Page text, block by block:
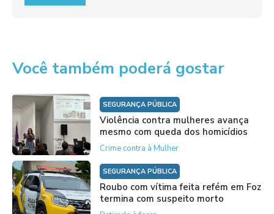
Você também poderá gostar
SEGURANÇA PÚBLICA
Violência contra mulheres avança
mesmo com queda dos homicídios
Crime contra à Mulher
SEGURANÇA PÚBLICA
Roubo com vítima feita refém em Foz
termina com suspeito morto